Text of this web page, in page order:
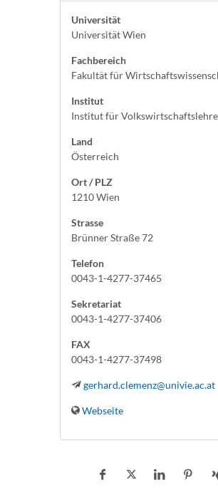
Universität
Universität Wien
Fachbereich
Fakultät für
Institut
Institut für Volkswirtschaftslehre
Land
Österreich
Ort / PLZ
1210 Wien
Strasse
Brünner Straße 72
Telefon
0043-1-4277-37465
Sekretariat
0043-1-4277-37406
FAX
0043-1-4277-37498
gerhard.clemenz@univie.ac.at
Webseite